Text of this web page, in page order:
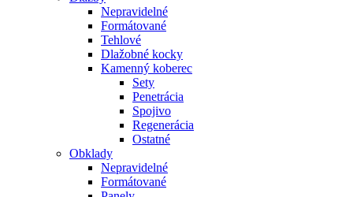
Nepravidelné
Formátované
Tehlové
Dlažobné kocky
Kamenný koberec
Sety
Penetrácia
Spojivo
Regenerácia
Ostatné
Obklady
Nepravidelné
Formátované